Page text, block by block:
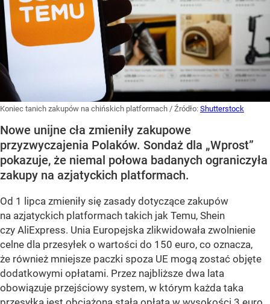
Koniec tanich zakupów na chińskich platformach / Źródło: Shutterstock
Nowe unijne cła zmieniły zakupowe
przyzwyczajenia Polaków. Sondaż dla „Wprost”
pokazuje, że niemal połowa badanych ograniczyła
zakupy na azjatyckich platformach.
Od 1 lipca zmieniły się zasady dotyczące zakupów
na azjatyckich platformach takich jak Temu, Shein
czy AliExpress. Unia Europejska zlikwidowała zwolnienie
celne dla przesyłek o wartości do 150 euro, co oznacza,
że również mniejsze paczki spoza UE mogą zostać objęte
dodatkowymi opłatami. Przez najbliższe dwa lata
obowiązuje przejściowy system, w którym każda taka